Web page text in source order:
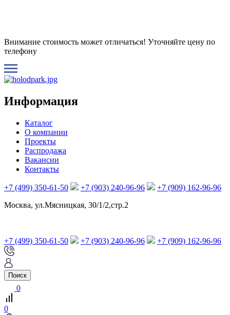
Внимание стоимость может отличаться! Уточняйте цену по
телефону
Информация
Каталог
О компании
Проекты
Распродажа
Вакансии
Контакты
+7 (499) 350-61-50 +7 (903) 240-96-96
+7 (909) 162-96-96
Москва, ул.Мясницкая, 30/1/2,стр.2
+7 (499) 350-61-50 +7 (903) 240-96-96 +7 (909) 162-96-96
Поиск
0
0